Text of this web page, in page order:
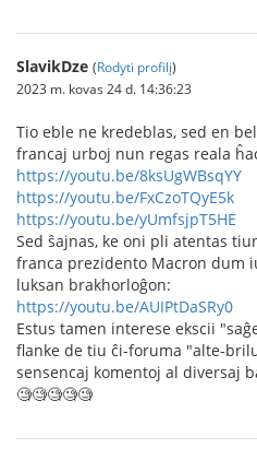
SlavikDze (Rodyti profilį)
2023 m. kovas 24 d. 14:36:23
Tio eble ne kredeblas, sed en
francaj urboj nun regas reala
https://youtu.be/8ksUgWBsqYY
https://youtu.be/FxCzoTQyE5k
https://youtu.be/yUmfsjpT5HE
Sed ŝajnas, ke oni pli atentas
franca prezidento Macron dum
luksan brakhorloĝon:
https://youtu.be/AUIPtDaSRy0
Estus tamen interese ekscii
flanke de tiu ĉi-foruma "alte-
sensencaj komentoj al diversaj
🧐🧐🧐🧐🧐